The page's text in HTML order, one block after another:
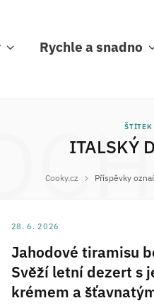
Rychle a snadno
ŠTÍTEK
ITALSKÝ
Cooky.cz Příspěvky
28. 6. 2026
Jahodové tiramisu
Svěží letní dezert s
krémem a